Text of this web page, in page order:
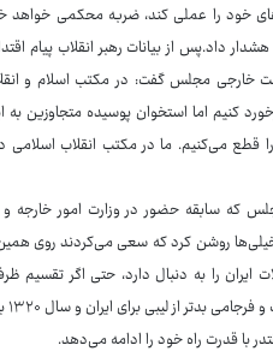
خود را عملی کند، ضربه محکمی خواهد
داد.پس از بیانات رهبر انقلاب پیام
مجلس گفت: در مکتب اسلام و
کنیم اما استخوان پوسیده متجاوزین
قطع می‌کنیم. ما در مکتب انقلاب اسلامی
که سابقه حضور در وزارت امور خارجه
خیلی‌ها روشن کرد که سعی می‌کردند روی
ایران را به دنبال دارد، حتی اگر تقسیم
سال ۱۳۲۰ به وجود می‌آورد؛ بنابراین فرمایشات رهبری معادلات این حوزه را
با قدرت راه خود را ادامه می‌دهد.